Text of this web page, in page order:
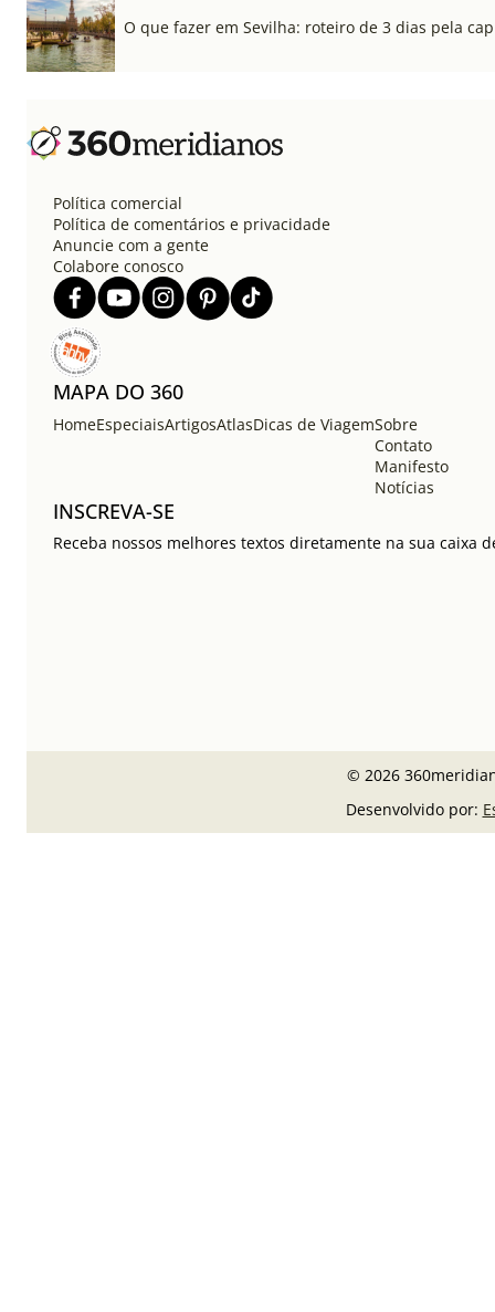
O que fazer em Sevilha: roteiro de 3 dias pela
Política comercial
Política de comentários e privacidade
Anuncie com a gente
Colabore conosco
MAPA DO 360
HomeEspeciaisArtigosAtlasDicas de ViagemSobre
Contato
Manifesto
Notícias
INSCREVA-SE
Receba nossos melhores textos diretamente na sua caixa
© 2026
Desenvolvido por: